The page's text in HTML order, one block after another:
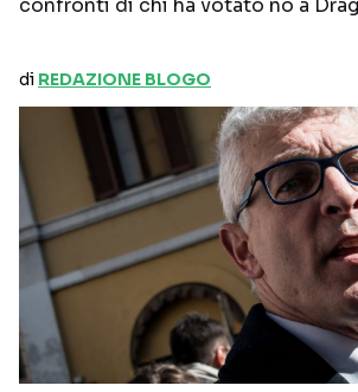
confronti di chi ha votato no a
di REDAZIONE BLOGO